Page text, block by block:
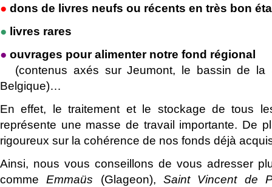
● dons de livres neufs ou récents en très bon
● livres rares
● ouvrages pour alimenter notre fond régional
(contenus axés sur Jeumont, le bassin de la
Belgique)…
En effet, le traitement et le stockage de tous
représente une masse de travail importante. De
rigoureux sur la cohérence de nos fonds déjà
Ainsi, nous vous conseillons de vous adresser
commeEmmaüs (Glageon),Saint Vincent de